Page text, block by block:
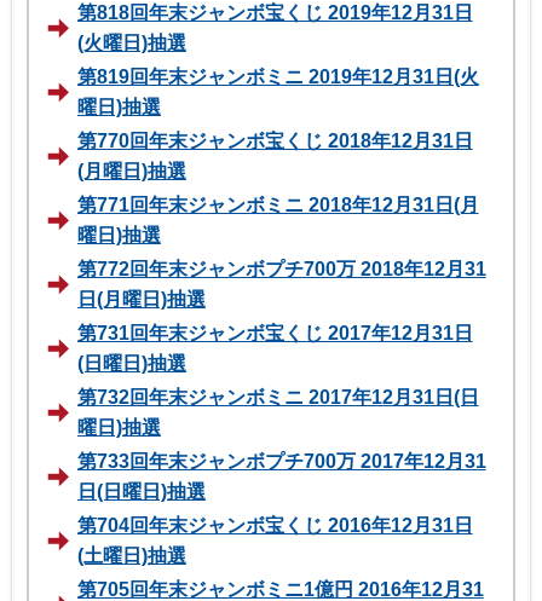
第818回年末ジャンボ宝くじ 2019年12月31日
(火曜日)抽選
第819回年末ジャンボミニ 2019年12月31日(火
曜日)抽選
第770回年末ジャンボ宝くじ 2018年12月31日
(月曜日)抽選
第771回年末ジャンボミニ 2018年12月31日(月
曜日)抽選
第772回年末ジャンボプチ700万 2018年12月31
日(月曜日)抽選
第731回年末ジャンボ宝くじ 2017年12月31日
(日曜日)抽選
第732回年末ジャンボミニ 2017年12月31日(日
曜日)抽選
第733回年末ジャンボプチ700万 2017年12月31
日(日曜日)抽選
第704回年末ジャンボ宝くじ 2016年12月31日
(土曜日)抽選
第705回年末ジャンボミニ1億円 2016年12月31